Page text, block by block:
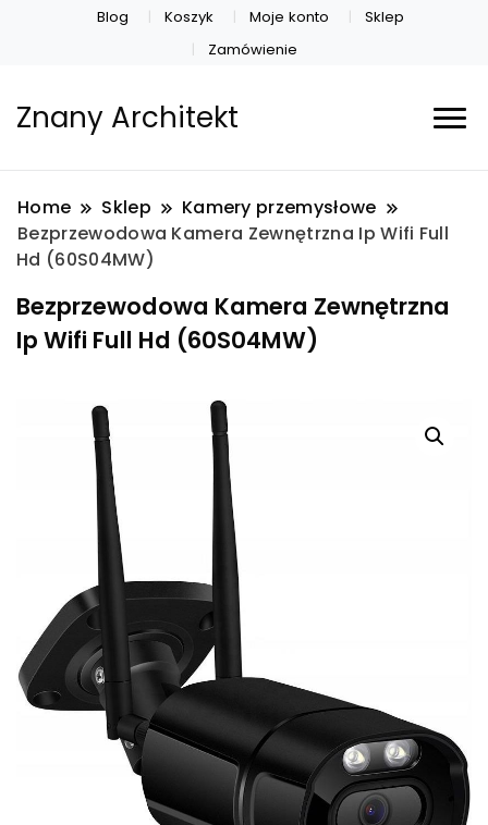
Blog Koszyk Moje konto
Sklep
Zamówienie
Znany Architekt
Home Sklep
Kamery przemysłowe
Bezprzewodowa Kamera Zewnętrzna Ip Wifi Full
Hd (60S04MW)
Bezprzewodowa Kamera Zewnętrzna
Ip Wifi Full Hd (60S04MW)